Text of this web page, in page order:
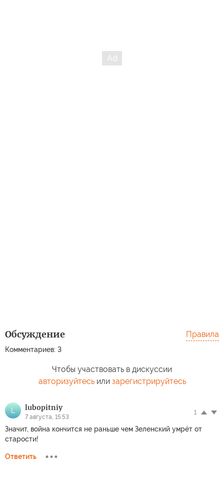
Обсуждение
Комментариев: 3
Правила
Чтобы участвовать в дискуссии
авторизуйтесьили зарегистрируйтесь
L lubopitniy
7 августа, 15:53
1
Значит, война кончится не раньше чем Зеленский умрёт от
старости!
Ответить